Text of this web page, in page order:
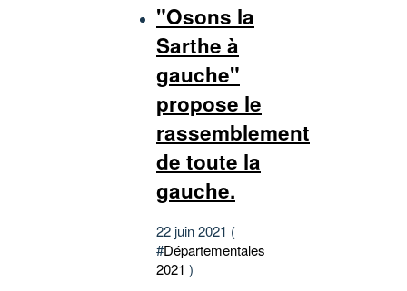
"Osons la
Sarthe à
gauche"
propose le
rassemblement
de toute la
gauche.
22 juin 2021 (
#Départementales
2021 )